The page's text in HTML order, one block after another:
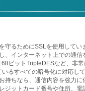
守るためにSSLを使用してい
、インターネット上での通信
ビットTripleDESなど、非
るすべての暗号化に対応し
持ちなら、通信内容を強力に
ジットカード番号や住所、